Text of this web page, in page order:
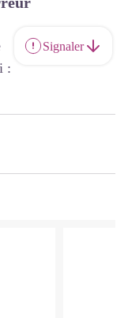
:
Signaler